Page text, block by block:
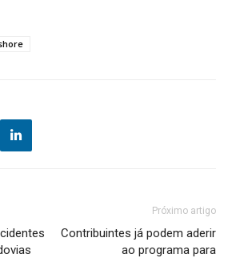
Próximo artigo
Contribuintes já podem aderir
ao programa para